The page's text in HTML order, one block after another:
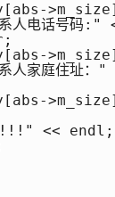
话号码:"
庭住址："
<< endl;